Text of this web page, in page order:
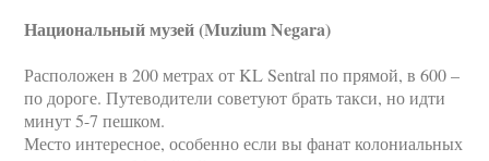
Национальный музей (Muzium Negara)
Расположен в 200 метрах от KL Sentral по прямой, в 600 –
по дороге. Путеводители советуют брать такси, но идти
минут 5-7 пешком.
Место интересное, особенно если вы фанат колониальных